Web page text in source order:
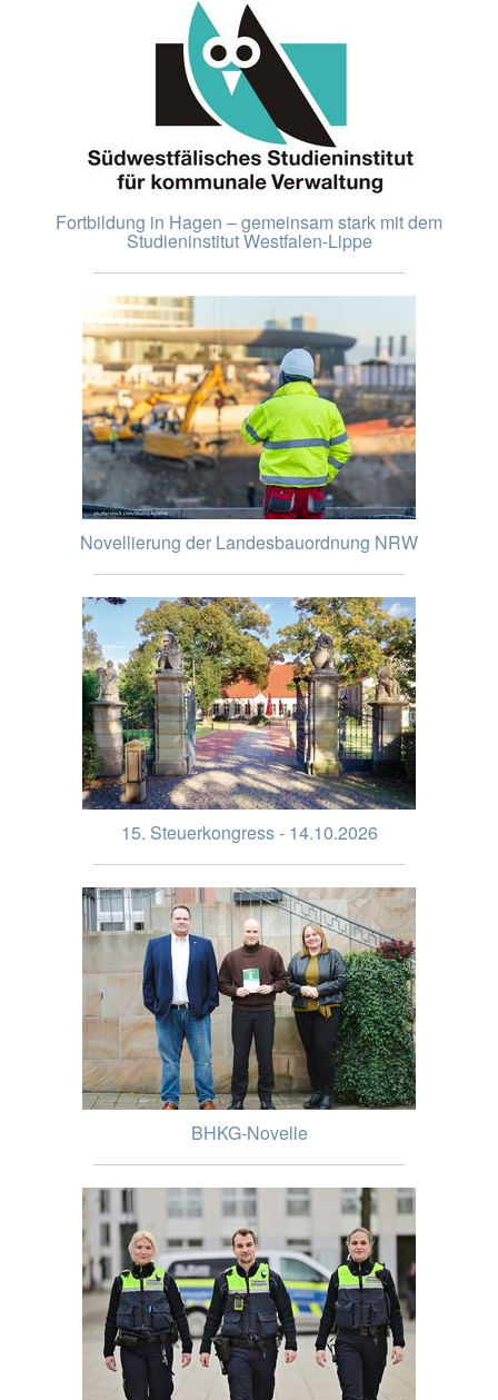
Fortbildung in Hagen – gemeinsam stark mit dem
Studieninstitut Westfalen-Lippe
Novellierung der Landesbauordnung NRW
15. Steuerkongress - 14.10.2026
BHKG-Novelle